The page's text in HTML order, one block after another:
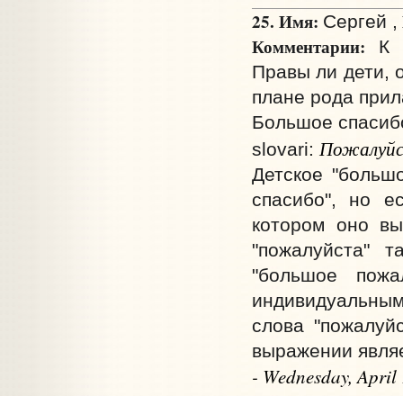
25. Имя: Сергей ,
Комментарии: К
Правы ли дети,
плане рода
Большое
slovari:
Детское
спасибо", но
котором оно
"пожалуйста"
"большое
слова
выражении
- Wednesday,